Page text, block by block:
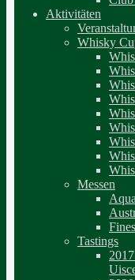
Aktivitäten
Whisky
Messen
Tastings